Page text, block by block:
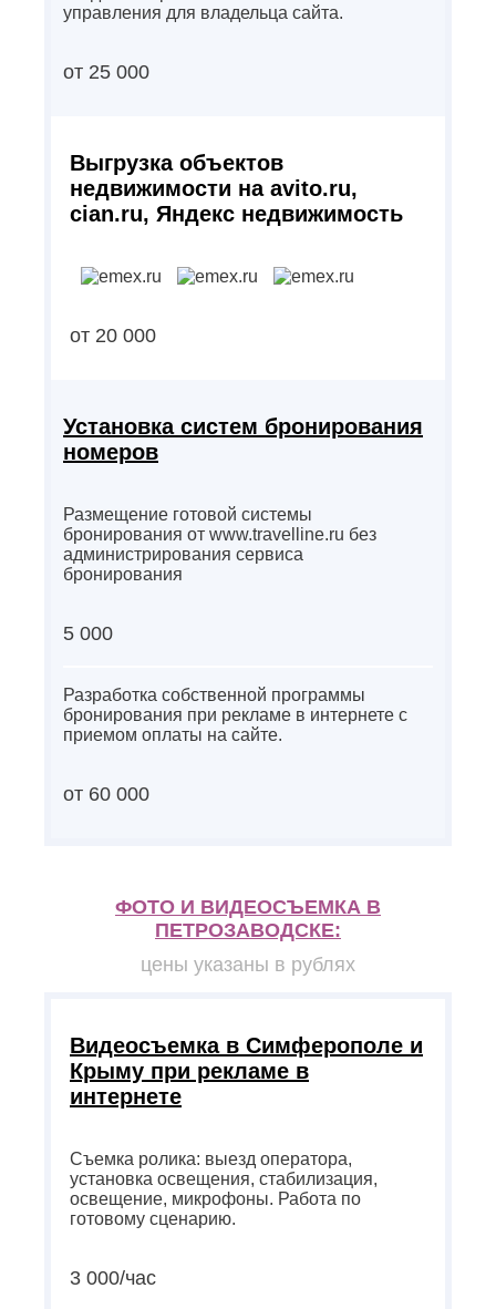
управления для владельца сайта.
от 25 000
Выгрузка объектов
недвижимости на avito.ru,
cian.ru, Яндекс недвижимость
от 20 000
Установка систем бронирования
номеров
Размещение готовой системы
бронирования от www.travelline.ru без
администрирования сервиса
бронирования
5 000
Разработка собственной программы
бронирования при рекламе в интернете с
приемом оплаты на сайте.
от 60 000
ФОТО И ВИДЕОСЪЕМКА В
ПЕТРОЗАВОДСКЕ:
цены указаны в рублях
Видеосъемка в Симферополе и
Крыму при рекламе в
интернете
Съемка ролика: выезд оператора,
установка освещения, стабилизация,
освещение, микрофоны. Работа по
готовому сценарию.
3 000/час